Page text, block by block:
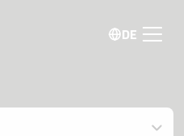
DE